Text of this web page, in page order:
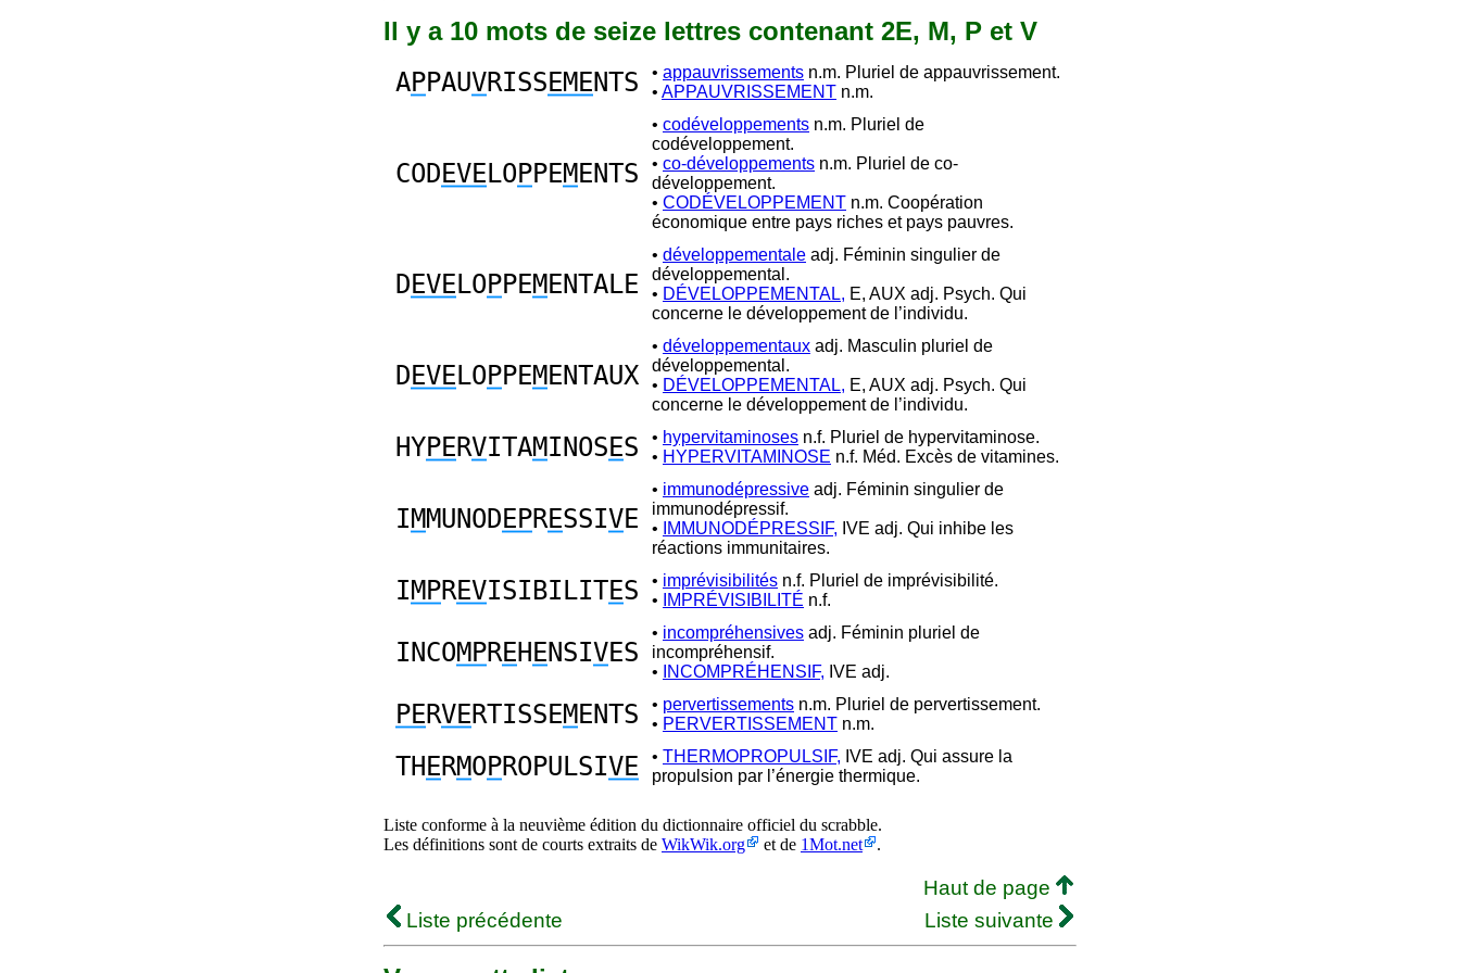
Il y a 10 mots de seize lettres contenant 2E, M, P et V
APPAUVRISSEMENTS • appauvrissements n.m. Pluriel de appauvrissement.
• APPAUVRISSEMENT n.m.
CODEVE LOPPEM ENTS
• codéveloppements n.m. Pluriel de
codéveloppement.
• co-développements n.m. Pluriel de co-
développement.
• CODÉVELOPPEMENT n.m. Coopération
économique entre pays riches et pays pauvres.
DEVE LOPPEM ENTALE
• développementale adj. Féminin singulier de
développemental.
• DÉVELOPPEMENTAL, E, AUX adj. Psych. Qui
concerne le développement de l’individu.
DEVE LOPPEM ENTAUX
• développementaux adj. Masculin pluriel de
développemental.
• DÉVELOPPEMENTAL, E, AUX adj. Psych. Qui
concerne le développement de l’individu.
HYPERVITAMINOSES • hypervitaminoses n.f. Pluriel de hypervitaminose.
• HYPERVITAMINOSE n.f. Méd. Excès de vitamines.
IMMUNODEPRESSIVE
• immunodépressive adj. Féminin singulier de
immunodépressif.
•
IMMUNODÉPRESSIF, IVE adj. Qui inhibe les
réactions immunitaires.
IMPREVISIBILITES • imprévisibilités n.f. Pluriel de imprévisibilité.
•
IMPRÉVISIBILITÉ n.f.
INCOMPREH ENSIVES
• incompréhensives adj. Féminin pluriel de
incompréhensif.
•
INCOMPRÉHENSIF, IVE adj.
PERVERTISSEM ENTS • pervertissements n.m. Pluriel de pervertissement.
• PERVERTISSEMENT n.m.
TH ERMOPROPULSIVE • THERMOPROPULSIF, IVE adj. Qui assure la
propulsion par l’énergie thermique.
Liste conforme à la neuvième édition du dictionnaire officiel du scrabble.
Les définitions sont de courts extraits de WikWik.org et de 1Mot.net .
Haut de page
Liste précédente
Liste suivante